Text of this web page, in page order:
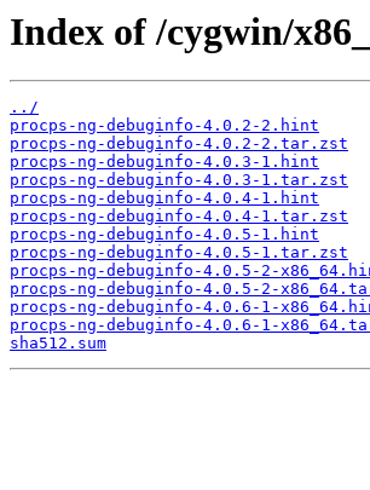
Index of /cygwin/
../
procps-ng-debuginfo-4.0.2-2.hint
procps-ng-debuginfo-4.0.2-2.tar.zst
procps-ng-debuginfo-4.0.3-1.hint
procps-ng-debuginfo-4.0.3-1.tar.zst
procps-ng-debuginfo-4.0.4-1.hint
procps-ng-debuginfo-4.0.4-1.tar.zst
procps-ng-debuginfo-4.0.5-1.hint
procps-ng-debuginfo-4.0.5-1.tar.zst
procps-ng-debuginfo-4.0.5-2-
procps-ng-debuginfo-4.0.5-2-
procps-ng-debuginfo-4.0.6-1-
procps-ng-debuginfo-4.0.6-1-
sha512.sum